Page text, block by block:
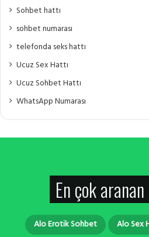
Sohbet hattı
sohbet numarası
telefonda seks hattı
Ucuz Sex Hattı
Ucuz Sohbet Hattı
WhatsApp Numarası
En çok
Alo Erotik Sohbet Alo Sex